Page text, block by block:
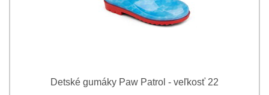
Detské gumáky Paw Patrol - veľkosť 22